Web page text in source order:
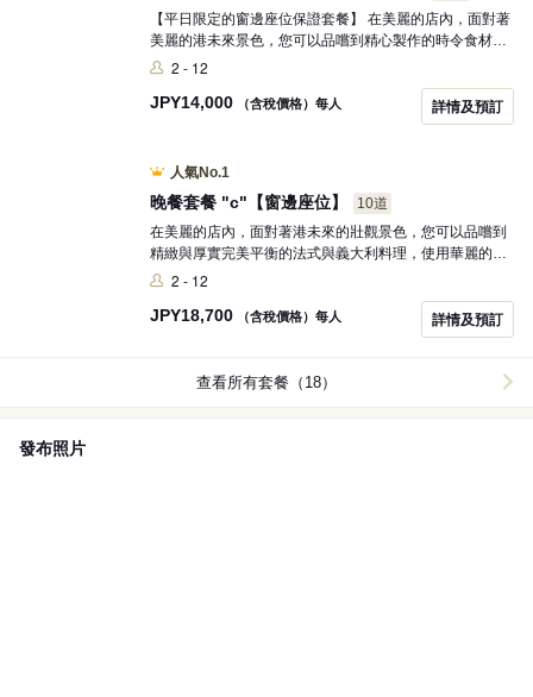
【平日限定的窗邊座位保證套餐】 在美麗的店內，面對著
美麗的港未來景色，您可以品嚐到精心製作的時令食材，
享受“細膩”與“厚實”之間的完美平衡的法式與義大利料理。
變化的開胃菜、義大利麵，以及濃縮鮮味的主菜，所有料
理都注重香氣與香料的搭配，令人垂涎。與摯愛的人一同
2 - 12
JPY14,000 （含稅價格）每人 詳情及預訂
人氣No.1
晚餐套餐 "c"【窗邊座位】
10道
在美麗的店內，面對著港未來的壯觀景色，您可以品嚐到
精緻與厚實完美平衡的法式與義大利料理，使用華麗的當
季食材。 套餐的最後將以“祝賀盤”帶來驚喜！ ※我們也可
他。 在享用美味料理的同時，與您重要的人共度美好的時
2 - 12
JPY18,700 （含稅價格）每人 詳情及預訂
查看所有套餐（18）
發布照片